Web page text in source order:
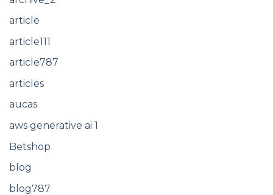
article
article111
article787
articles
aucas
aws generative ai 1
Betshop
blog
blog787